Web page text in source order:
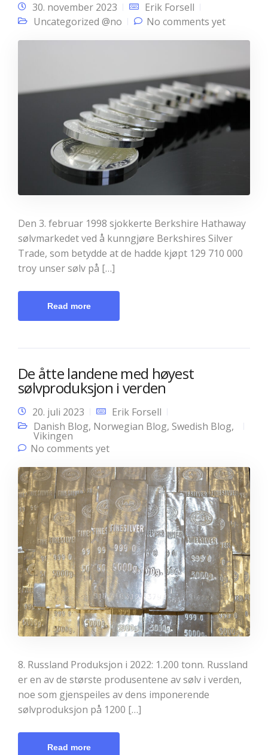
30. november 2023
Erik Forsell
Uncategorized @no
No comments yet
Den 3. februar 1998 sjokkerte Berkshire Hathaway
sølvmarkedet ved å kunngjøre Berkshires Silver
Trade, som betydde at de hadde kjøpt 129 710 000
troy unser sølv på […]
Read more
De åtte landene med høyest
sølvproduksjon i verden
20. juli 2023
Erik Forsell
Danish Blog, Norwegian Blog, Swedish Blog,
Vikingen
No comments yet
8. Russland Produksjon i 2022: 1.200 tonn. Russland
er en av de største produsentene av sølv i verden,
noe som gjenspeiles av dens imponerende
sølvproduksjon på 1200 […]
Read more